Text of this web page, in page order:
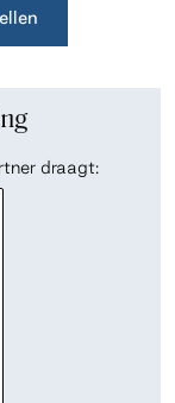
draagt: